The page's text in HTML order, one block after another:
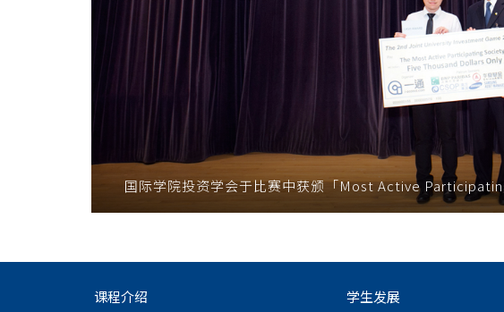
国际学院投资学会于比赛中获颁「Most Active
课程介绍
学生发展